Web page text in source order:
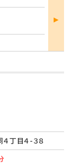
部屋
詳細
丁目４-３８